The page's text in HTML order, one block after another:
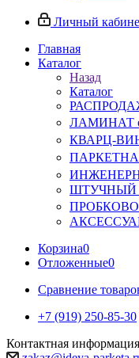
Личный
Главная
Каталог
Назад
Каталог
ЛАМИНАТ
КВАРЦ-
ШТУЧНЫЙ
Корзина0
Отложенные0
Сравнение
+7 (919) 250-85-30
Контактная информация